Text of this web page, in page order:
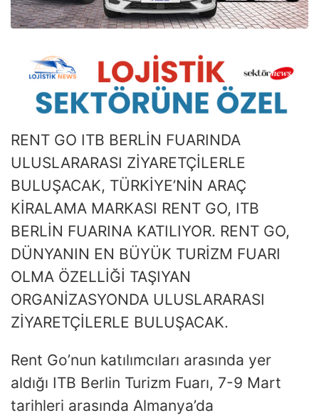
RENT GO ITB BERLİN FUARINDA
ULUSLARARASI ZİYARETÇİLERLE
BULUŞACAK, TÜRKİYE’NİN ARAÇ
KİRALAMA MARKASI RENT GO, ITB
BERLİN FUARINA KATILIYOR. RENT GO,
DÜNYANIN EN BÜYÜK TURİZM FUARI
OLMA ÖZELLİĞİ TAŞIYAN
ORGANİZASYONDA ULUSLARARASI
ZİYARETÇİLERLE BULUŞACAK.
Rent Go’nun katılımcıları arasında yer
aldığı ITB Berlin Turizm Fuarı, 7-9 Mart
tarihleri arasında Almanya’da